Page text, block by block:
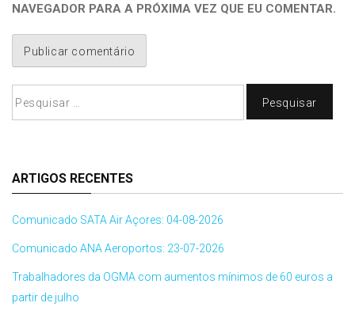
NAVEGADOR PARA A PRÓXIMA VEZ QUE EU COMENTAR.
ARTIGOS RECENTES
Comunicado SATA Air Açores: 04-08-2026
Comunicado ANA Aeroportos: 23-07-2026
Trabalhadores da OGMA com aumentos mínimos de 60 euros a
partir de julho